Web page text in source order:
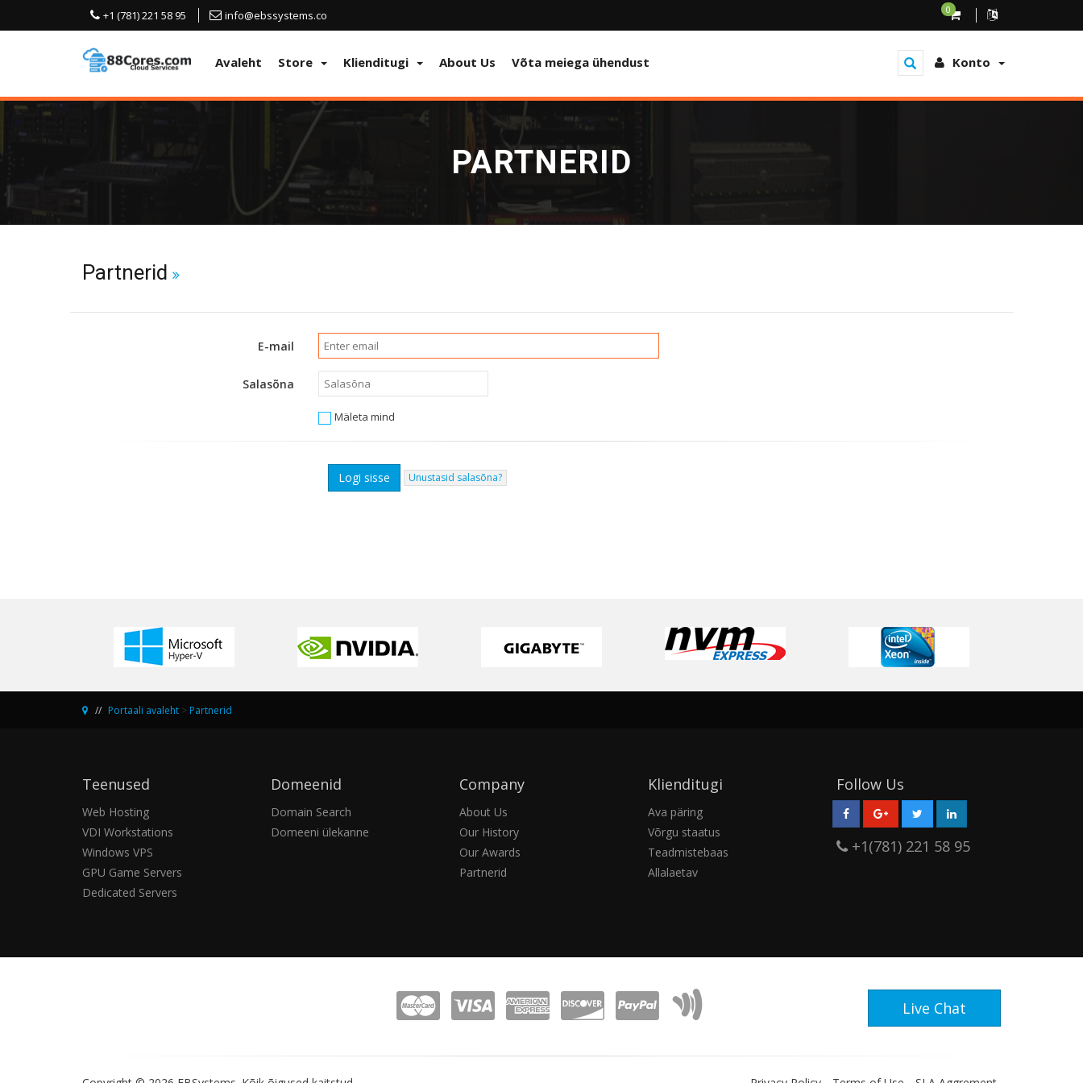
+1 (781) 221 58 95 info@ebssystems.co 0
Konto
Avaleht Store Klienditugi About Us Võta meiega ühendust
PARTNERID
Partnerid
E-mail
Salasõna
Mäleta mind
Unustasid salasõna?
Portaali avaleht > Partnerid
Teenused
Web Hosting
VDI Workstations
Windows VPS
GPU Game Servers
Dedicated Servers
Domeenid
Domain Search
Domeeni ülekanne
Company
About Us
Our History
Our Awards
Partnerid
Klienditugi
Ava päring
Võrgu staatus
Teadmistebaas
Allalaetav
Follow Us
+1(781) 221 58 95
Live Chat